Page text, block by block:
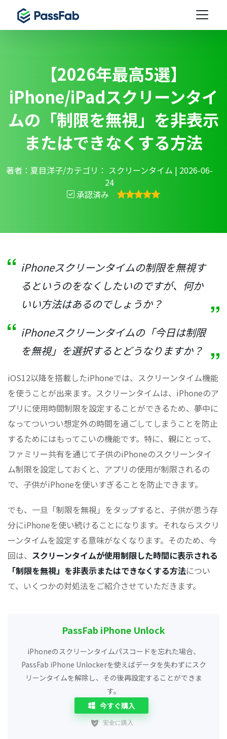
【2026年最高5選】
iPhone/iPadスクリーンタイ
ムの「制限を無視」を非表示
またはできなくする方法
著者：夏目洋子/カテゴリ： スクリーンタイム | 2026-06-
24
承認済み
iPhoneスクリーンタイムの制限を無視す
るというのをなくしたいのですが、何か
いい方法はあるのでしょうか？
iPhoneスクリーンタイムの「今日は制限
を無視」を選択するとどうなりますか？
iOS12以降を搭載したiPhoneでは、スクリーンタイム機能
を使うことが出来ます。スクリーンタイムは、iPhoneのア
プリに使用時間制限を設定することができるため、夢中に
なってついつい想定外の時間を過ごしてしまうことを防止
するためにはもってこいの機能です。特に、親にとって、
ファミリー共有を通じて子供のiPhoneのスクリーンタイ
ム制限を設定しておくと、アプリの使用が制限されるの
で、子供がiPhoneを使いすぎることを防止できます。
でも、一旦「制限を無視」をタップすると、子供が思う存
分にiPhoneを使い続けることになります。それならスクリ
ーンタイムを設定する意味がなくなります。そのため、今
回は、 スクリーンタイムが使用制限した時間に表示される
「制限を無視」を非表示またはできなくする方法につい
て、いくつかの対処法をご紹介させていただきます。
PassFab iPhone Unlock
iPhoneのスクリーンタイムパスコードを忘れた場合、
PassFab iPhone Unlockerを使えばデータを失わずにスク
リーンタイムを解除し、その後再設定することができま
す。
今すぐ購入